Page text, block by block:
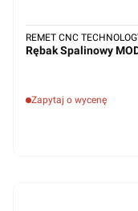
Rębak Spalinowy
Zapytaj o wycenę
REMET CNC